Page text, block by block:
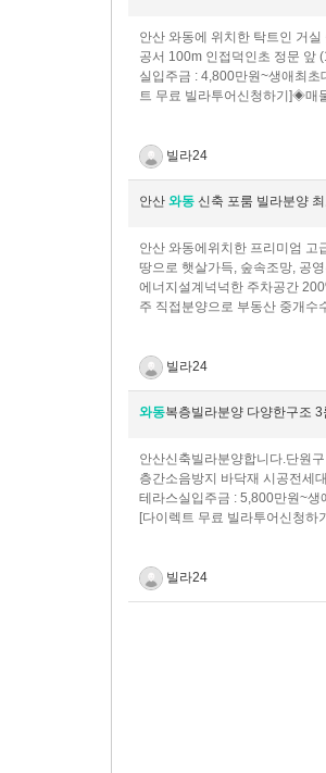
안산 와동에 위치한 탁트인 거
공서 100m 인접덕인초 정문 앞
실입주금 : 4,800만원~​생애최
트 무료 빌라투어신청하기]◈매
빌라24
안산 와동 신축 포룸 빌라분양
안산 와동에위치한 프리미엄 고
땅으로 햇살가득, 숲속조망, 공
에너지설계넉넉한 주차공간
주 직접분양으로 부동산 중개
빌라24
와동복층빌라분양 다양한구조
안산신축빌라분양합니다.단원
층간소음방지 바닥재 시공전세
테라스실입주금 : 5,800만원~​
[다이렉트 무료 빌라투어신청
빌라24